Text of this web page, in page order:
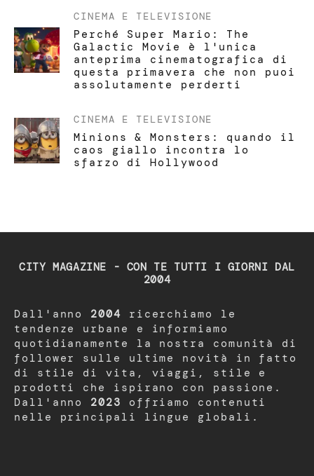
CINEMA E TELEVISIONE
Perché Super Mario: The
Galactic Movie è l'unica
anteprima cinematografica di
questa primavera che non puoi
assolutamente perderti
CINEMA E TELEVISIONE
Minions & Monsters: quando il
caos giallo incontra lo
sfarzo di Hollywood
CITY MAGAZINE - CON TE TUTTI I GIORNI DAL
2004
Dall'anno 2004 ricerchiamo le
tendenze urbane e informiamo
quotidianamente la nostra comunità di
follower sulle ultime novità in fatto
di stile di vita, viaggi, stile e
prodotti che ispirano con passione.
Dall'anno 2023 offriamo contenuti
nelle principali lingue globali.